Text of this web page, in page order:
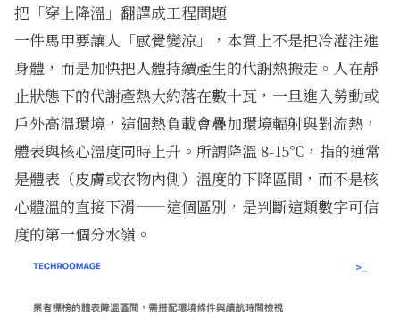
把「穿上降溫」翻譯成工程問題
一件馬甲要讓人「感覺變涼」，本質上不是把冷灌注進
身體，而是加快把人體持續產生的代謝熱搬走。人在靜
止狀態下的代謝產熱大約落在數十瓦，一旦進入勞動或
戶外高溫環境，這個熱負載會疊加環境輻射與對流熱，
體表與核心溫度同時上升。所謂降溫 8-15℃，指的通常
是體表（皮膚或衣物內側）溫度的下降區間，而不是核
心體溫的直接下滑——這個區別，是判斷這類數字可信
度的第一個分水嶺。